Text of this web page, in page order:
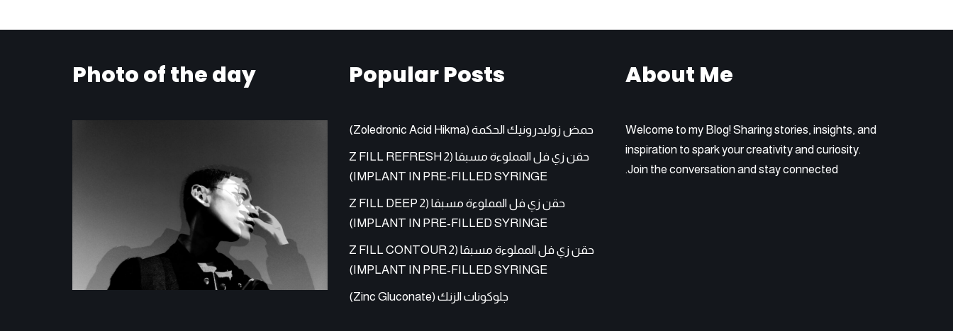
About Me
Welcome to my Blog! Sharing stories, insights, and
inspiration to spark your creativity and curiosity.
Join the conversation and stay connected.
Popular Posts
حمض زوليدرونيك الحكمة (Zoledronic Acid Hikma)
حقن زي فل المملوءة مسبقا (Z FILL REFRESH 2
IMPLANT IN PRE-FILLED SYRINGE)
حقن زي فل المملوءة مسبقا (Z FILL DEEP 2
IMPLANT IN PRE-FILLED SYRINGE)
حقن زي فل المملوءة مسبقا (Z FILL CONTOUR 2
IMPLANT IN PRE-FILLED SYRINGE)
جلوكونات الزنك (Zinc Gluconate)
Photo of the day